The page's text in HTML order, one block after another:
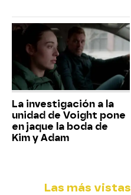
La investigación a la
unidad de Voight pone
en jaque la boda de
Kim y Adam
Las más vistas